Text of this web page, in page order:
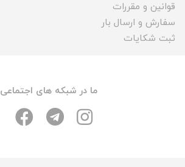
قوانین و مقررات
سفارش و ارسال بار
ثبت شکایات
ما در شبکه های اجتماعی